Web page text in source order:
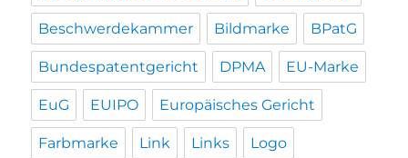
Beschwerdekammer Bildmarke BPatG
Bundespatentgericht DPMA EU-Marke
EuG EUIPO Europäisches Gericht
Farbmarke Link Links Logo